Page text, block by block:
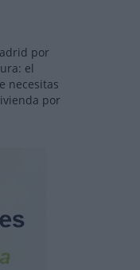
por
el
necesitas
por